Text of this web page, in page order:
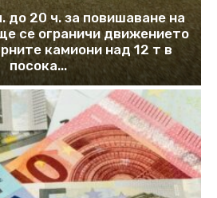
до 20 ч. за повишаване на
се ограничи движението
камиони над 12 т в
посока...